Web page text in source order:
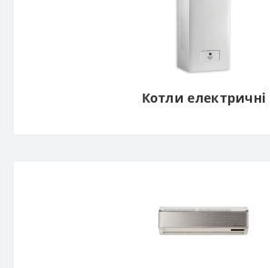
Котли електричні